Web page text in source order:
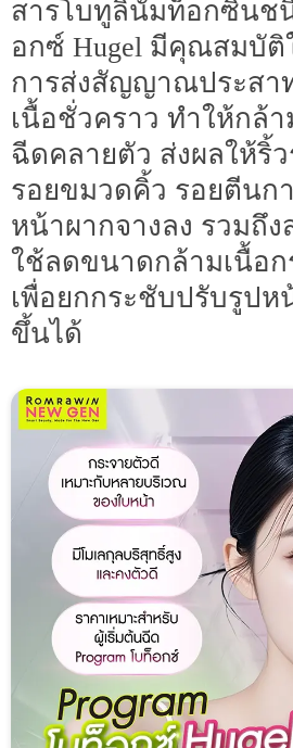
สารโบทูลินัมท็อกซินช
อกซ์ Hugel มีคุณสมบัติ
การส่งสัญญาณประสา
เนื้อชั่วคราว ทำให้กล้
ฉีดคลายตัว ส่งผลให้ริ้
รอยขมวดคิ้ว รอยตีนก
หน้าผากจางลง รวมถึ
ใช้ลดขนาดกล้ามเนื้อ
เพื่อยกกระชับปรับรูปห
ขึ้นได้